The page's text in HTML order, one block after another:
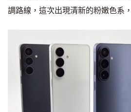
調路線，這次出現清新的粉嫩色系